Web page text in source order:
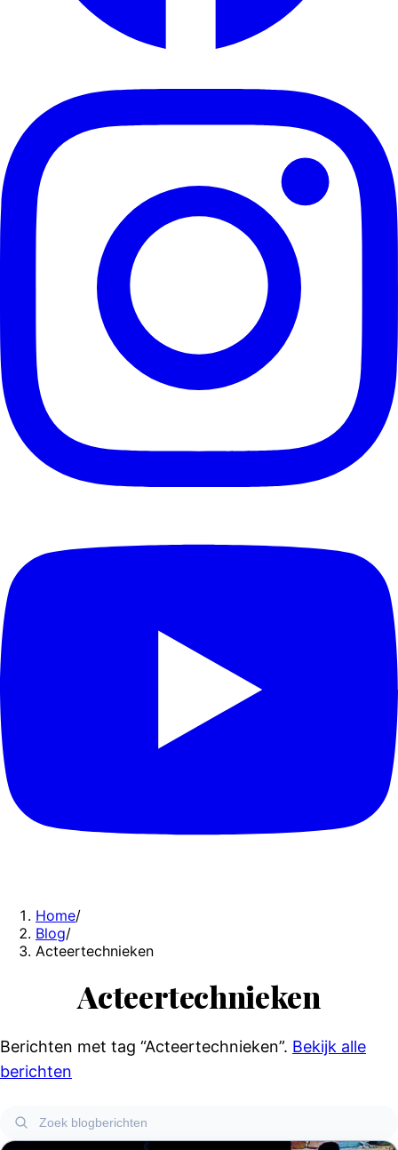
Home/
Blog/
Acteertechnieken
Acteertechnieken
Berichten met tag “Acteertechnieken”. Bekijk alle
berichten
Zoek blogberichten